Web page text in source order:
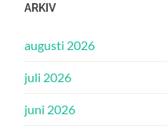
ARKIV
augusti 2026
juli 2026
juni 2026